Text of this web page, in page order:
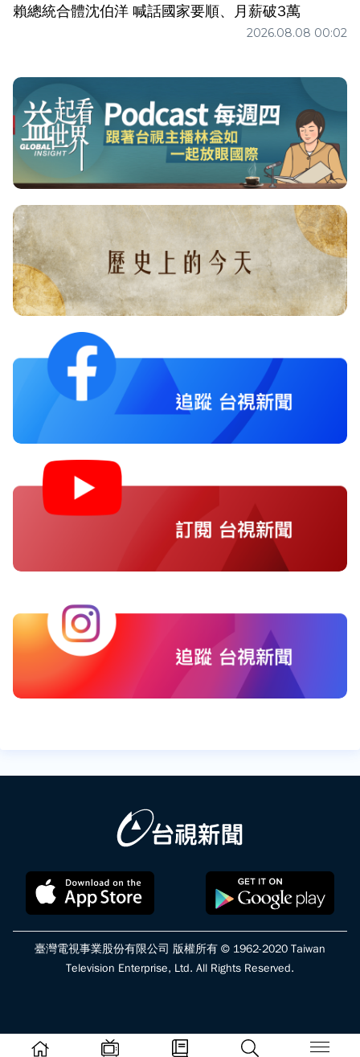
賴總統合體沈伯洋 喊話國家要順、月薪破3萬
2026.08.08 00:02
臺灣電視事業股份有限公司 版權所有 © 1962-2020 Taiwan
Television Enterprise, Ltd. All Rights Reserved.